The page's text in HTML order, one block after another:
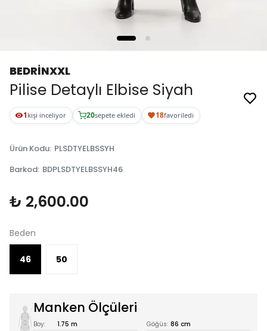
BEDRİNXXL
Pilise Detaylı Elbise Siyah
1 kişi inceliyor 20sepete ekledi 18favoriledi
Ürün Kodu: PLSDTYELBSSYH
Barkod: BDPLSDTYELBSSYH46
₺ 2,600.00
Beden
46 50
Manken Ölçüleri
Boy: 1.75 m Göğüs: 86 cm